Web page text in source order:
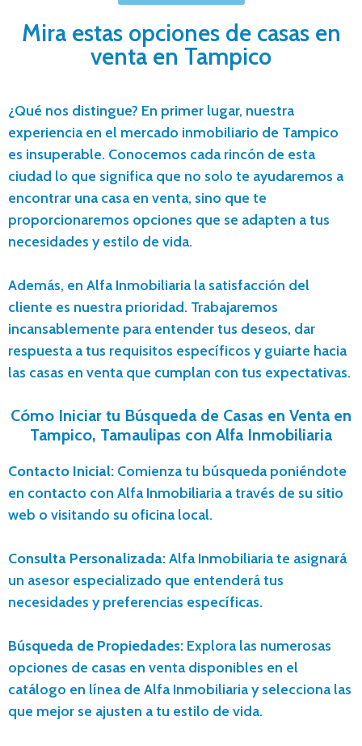
Mira estas opciones de casas en
venta en Tampico
¿Qué nos distingue? En primer lugar, nuestra
experiencia en el mercado inmobiliario de Tampico
es insuperable. Conocemos cada rincón de esta
ciudad lo que significa que no solo te ayudaremos a
encontrar una casa en venta, sino que te
proporcionaremos opciones que se adapten a tus
necesidades y estilo de vida.
Además, en Alfa Inmobiliaria la satisfacción del
cliente es nuestra prioridad. Trabajaremos
incansablemente para entender tus deseos, dar
respuesta a tus requisitos específicos y guiarte hacia
las casas en venta que cumplan con tus expectativas.
Cómo Iniciar tu Búsqueda de Casas en Venta en
Tampico, Tamaulipas con Alfa Inmobiliaria
Contacto Inicial: Comienza tu búsqueda poniéndote
en contacto con Alfa Inmobiliaria a través de su sitio
web o visitando su oficina local.
Consulta Personalizada:Alfa Inmobiliaria te asignará
un asesor especializado que entenderá tus
necesidades y preferencias específicas.
Búsqueda de Propiedades: Explora las numerosas
opciones de casas en venta disponibles en el
catálogo en línea de Alfa Inmobiliaria y selecciona las
que mejor se ajusten a tu estilo de vida.